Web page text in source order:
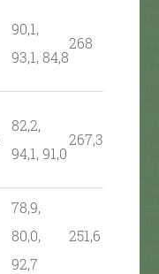
90,1,
93,1, 84,8
268
82,2,
94,1, 91,0
267,3
78,9,
80,0,
92,7
251,6